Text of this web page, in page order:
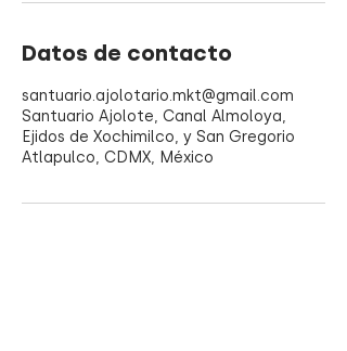
Datos de contacto
santuario.ajolotario.mkt@gmail.com
Santuario Ajolote, Canal Almoloya,
Ejidos de Xochimilco, y San Gregorio
Atlapulco, CDMX, México